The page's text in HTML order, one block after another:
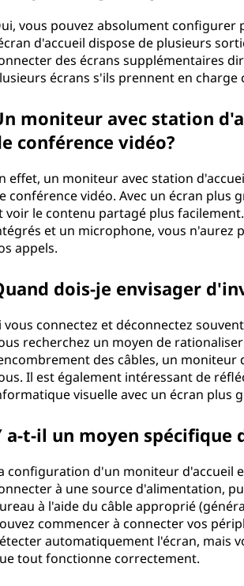
vous pouvez absolument configurer
d'accueil dispose de plusieurs
des écrans supplémentaires
écrans s'ils prennent en
moniteur avec station
conférence vidéo?
effet, un moniteur avec station
conférence vidéo. Avec un écran plus
voir le contenu partagé plus
et un microphone, vous n'aurez
appels.
dois-je envisager
vous connectez et déconnectez
recherchez un moyen de
des câbles, un
Il est également intéressant de
visuelle avec un écran plus
a-t-il un moyen spécifique
configuration d'un moniteur d'accueil
à une source d'alimentation,
à l'aide du câble approprié
commencer à connecter vos
automatiquement l'écran, mais
tout fonctionne correctement.